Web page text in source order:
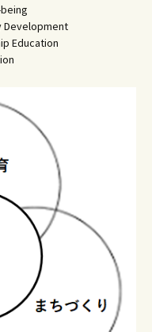
Development
Education